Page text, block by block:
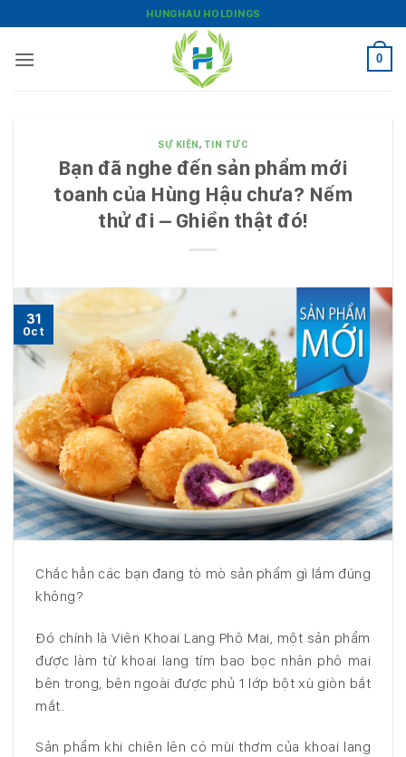
qua
nội
HUNGHAU HOLDINGS
0
SỰ KIỆN, TIN TỨC
Bạn đã nghe đến sản phẩm mới
toanh của Hùng Hậu chưa? Nếm
thử đi – Ghiền thật đó!
31
Oct
Chắc hẳn các bạn đang tò mò sản phẩm gì lắm đúng
không?
Đó chính là Viên Khoai Lang Phô Mai, một sản phẩm
được làm từ khoai lang tím bao bọc nhân phô mai
bên trong, bên ngoài được phủ 1 lớp bột xù giòn bắt
mắt.
Sản phẩm khi chiên lên có mùi thơm của khoai lang